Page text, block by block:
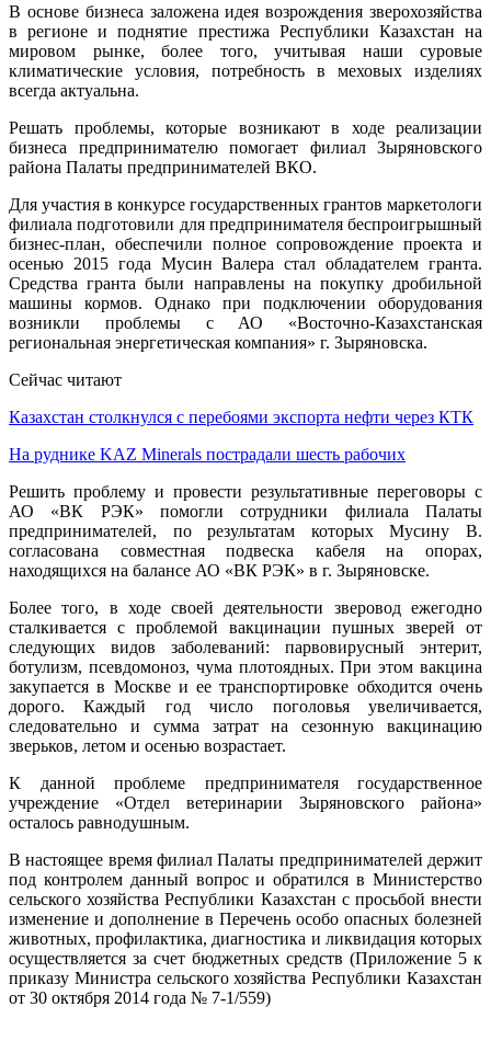
В основе бизнеса заложена идея возрождения зверохозяйства
в регионе и поднятие престижа Республики Казахстан на
мировом рынке, более того, учитывая наши суровые
климатические условия, потребность в меховых изделиях
всегда актуальна.
Решать проблемы, которые возникают в ходе реализации
бизнеса предпринимателю помогает филиал Зыряновского
района Палаты предпринимателей ВКО.
Для участия в конкурсе государственных грантов маркетологи
филиала подготовили для предпринимателя беспроигрышный
бизнес-план, обеспечили полное сопровождение проекта и
осенью 2015 года Мусин Валера стал обладателем гранта.
Средства гранта были направлены на покупку дробильной
машины кормов. Однако при подключении оборудования
возникли проблемы с АО «Восточно-Казахстанская
региональная энергетическая компания» г. Зыряновска.
Сейчас читают
Казахстан столкнулся с перебоями экспорта нефти через КТК
На руднике KAZ Minerals пострадали шесть рабочих
Решить проблему и провести результативные переговоры с
АО «ВК РЭК» помогли сотрудники филиала Палаты
предпринимателей, по результатам которых Мусину В.
согласована совместная подвеска кабеля на опорах,
находящихся на балансе АО «ВК РЭК» в г. Зыряновске.
Более того, в ходе своей деятельности зверовод ежегодно
сталкивается с проблемой вакцинации пушных зверей от
следующих видов заболеваний: парвовирусный энтерит,
ботулизм, псевдомоноз, чума плотоядных. При этом вакцина
закупается в Москве и ее транспортировке обходится очень
дорого. Каждый год число поголовья увеличивается,
следовательно и сумма затрат на сезонную вакцинацию
зверьков, летом и осенью возрастает.
К данной проблеме предпринимателя государственное
учреждение «Отдел ветеринарии Зыряновского района»
осталось равнодушным.
В настоящее время филиал Палаты предпринимателей держит
под контролем данный вопрос и обратился в Министерство
сельского хозяйства Республики Казахстан с просьбой внести
изменение и дополнение в Перечень особо опасных болезней
животных, профилактика, диагностика и ликвидация которых
осуществляется за счет бюджетных средств (Приложение 5 к
приказу Министра сельского хозяйства Республики Казахстан
от 30 октября 2014 года № 7-1/559)